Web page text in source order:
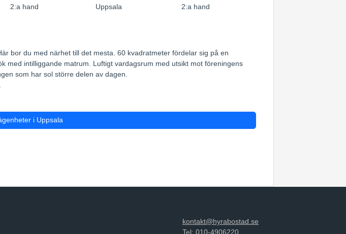
2:a hand
Uppsala
2:a hand
bor du med närhet till det mesta. 60 kvadratmeter fördelar sig på en
med intilliggande matrum. Luftigt vardagsrum med utsikt mot föreningens
som har sol större delen av dagen.
i Uppsala
kontakt@hyrabostad.se
Tel: 010-4906220